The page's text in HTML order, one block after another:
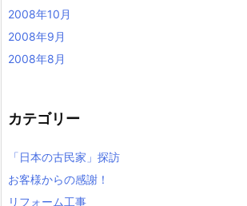
2008年10月
2008年9月
2008年8月
カテゴリー
「日本の古民家」探訪
お客様からの感謝！
リフォーム工事